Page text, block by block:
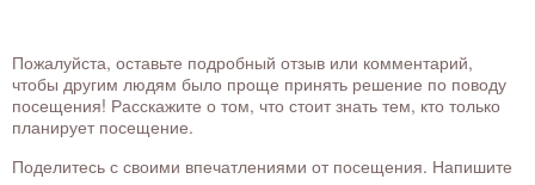
Пожалуйста, оставьте подробный отзыв или комментарий,
чтобы другим людям было проще принять решение по поводу
посещения! Расскажите о том, что стоит знать тем, кто только
планирует посещение.
Поделитесь с своими впечатлениями от посещения. Напишите